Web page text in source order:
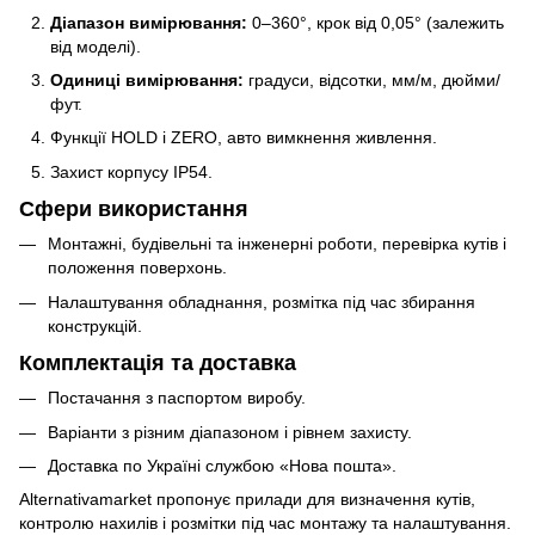
Діапазон вимірювання: 0–360°, крок від 0,05° (залежить
від моделі).
Одиниці вимірювання: градуси, відсотки, мм/м, дюйми/
фут.
Функції HOLD і ZERO, авто вимкнення живлення.
Захист корпусу IP54.
Сфери використання
Монтажні, будівельні та інженерні роботи, перевірка кутів і
положення поверхонь.
Налаштування обладнання, розмітка під час збирання
конструкцій.
Комплектація та доставка
Постачання з паспортом виробу.
Варіанти з різним діапазоном і рівнем захисту.
Доставка по Україні службою «Нова пошта».
Alternativamarket пропонує прилади для визначення кутів,
контролю нахилів і розмітки під час монтажу та налаштування.